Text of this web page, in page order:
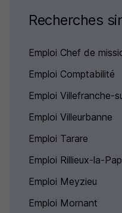
Recherches
Emploi Chef de
Emploi Comptabilité
Emploi Villefranche-
Emploi Villeurbanne
Emploi Tarare
Emploi Rillieux-la-
Emploi Meyzieu
Emploi Mornant